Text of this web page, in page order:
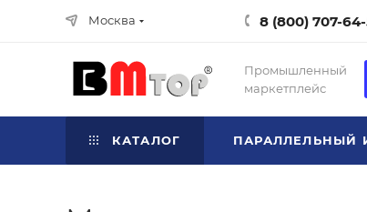
Москва 8 (800) 707-
Промышленный
маркетплейс
КАТАЛОГ ПАРАЛЛЕЛЬНЫЙ